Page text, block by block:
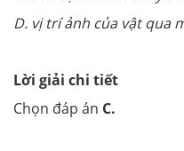
D. vị trí ảnh của vật qua
Lời giải chi tiết
Chọn đáp án C.